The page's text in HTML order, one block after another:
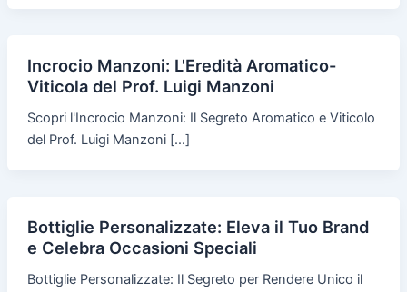
Incrocio Manzoni: L'Eredità Aromatico-
Viticola del Prof. Luigi Manzoni
Scopri l'Incrocio Manzoni: Il Segreto Aromatico e Viticolo
del Prof. Luigi Manzoni […]
Bottiglie Personalizzate: Eleva il Tuo Brand
e Celebra Occasioni Speciali
Bottiglie Personalizzate: Il Segreto per Rendere Unico il